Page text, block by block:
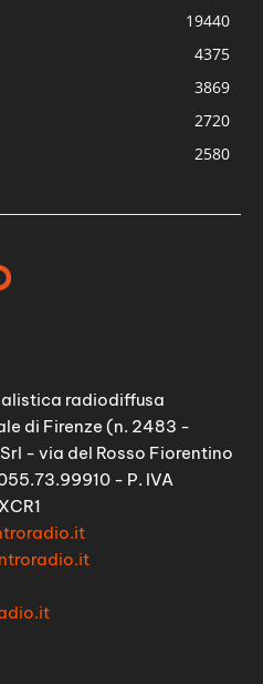
19440
4375
3869
2720
2580
radiodiffusa
di Firenze (n. 2483 -
- via del Rosso Fiorentino
- P. IVA